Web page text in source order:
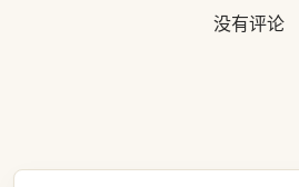
没有评论